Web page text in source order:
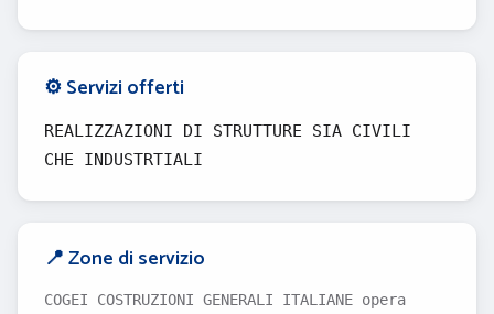
⚙️ Servizi offerti
REALIZZAZIONI DI STRUTTURE SIA CIVILI
CHE INDUSTRTIALI
📍 Zone di servizio
COGEI COSTRUZIONI GENERALI ITALIANE opera